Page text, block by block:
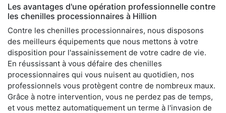
Les avantages d'une opération professionnelle contre
les chenilles processionnaires à Hillion
Contre les chenilles processionnaires, nous disposons
des meilleurs équipements que nous mettons à votre
disposition pour l'assainissement de votre cadre de vie.
En réussissant à vous défaire des chenilles
processionnaires qui vous nuisent au quotidien, nos
professionnels vous protègent contre de nombreux maux.
Grâce à notre intervention, vous ne perdez pas de temps,
et vous mettez automatiquement un terme à l'invasion de